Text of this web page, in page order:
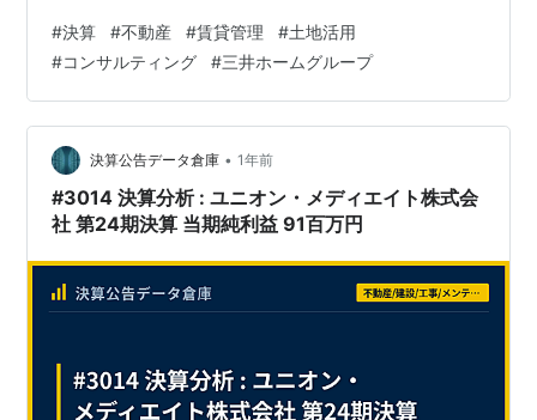
オーナー様と入居者様の双方から厚い信頼を得ていま
す。 今回は、その中でもツーバイフォー工法で知られる
三井ホーム株式会社の100%子会社として、賃貸住宅の管
理・運営を専門に手掛ける「三井ホームエステート株式
会社」の決算を読み解きます。「三井」ブランドの信頼
を背負い、3万戸を超える物件を管理する同社の経営…
#決算 #不動産 #賃貸管理 #土地活用
#コンサルティング #三井ホームグループ
決算公告データ倉庫 • 1年前
#3014 決算分析 : ユニオン・メディエイト株式会
社 第24期決算 当期純利益 91百万円